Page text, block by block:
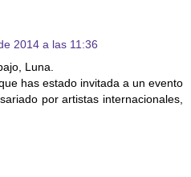
2014 a las 11:36
Luna.
has estado invitada a un evento
por artistas internacionales,